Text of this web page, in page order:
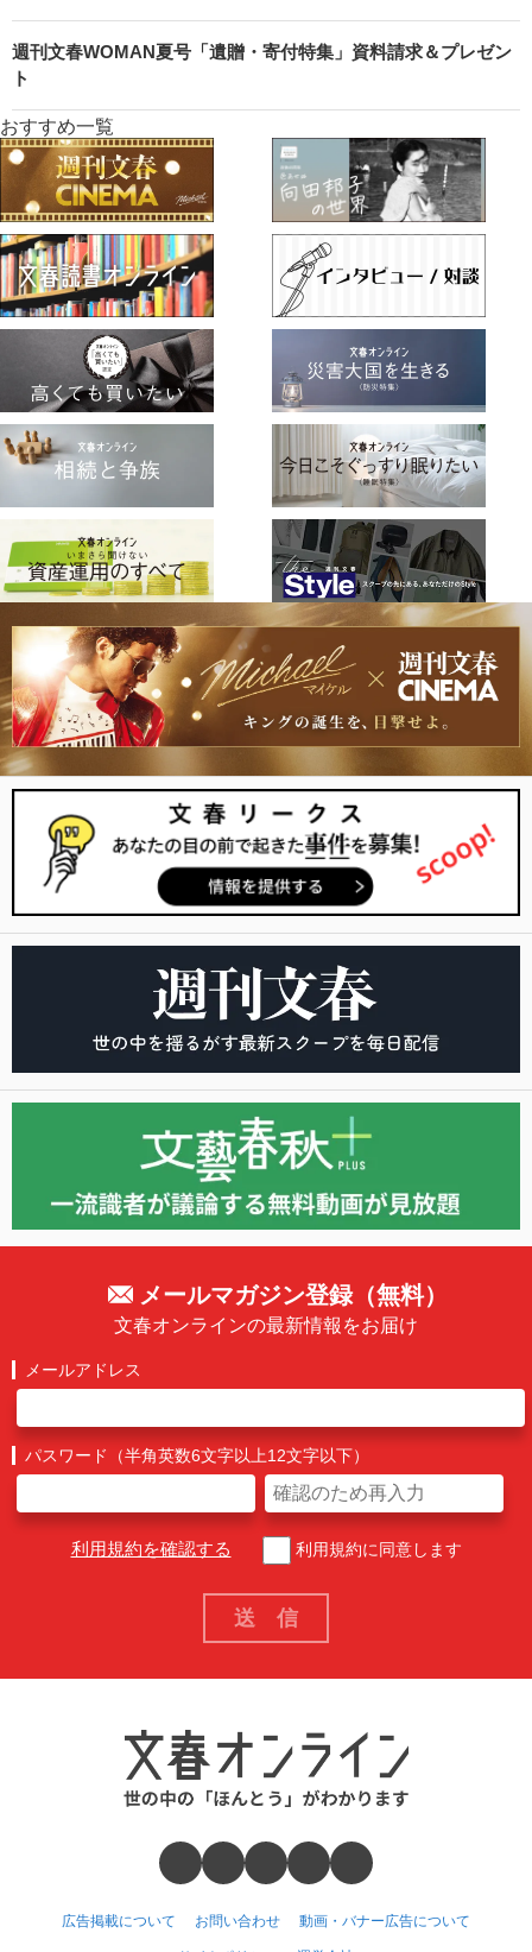
週刊文春WOMAN夏号「遺贈・寄付特集」資料請求＆プレゼン
ト
おすすめ一覧
メールマガジン登録（無料）
文春オンラインの最新情報をお届け
メールアドレス
パスワード（半角英数6文字以上12文字以下）
利用規約を確認する 利用規約に同意します
広告掲載について お問い合わせ 動画・バナー広告について